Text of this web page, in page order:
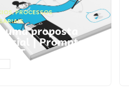
,PROCESSOS
uma proposta
| Prompts